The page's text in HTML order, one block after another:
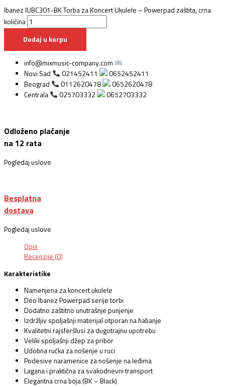
Ibanez IUBC301-BK Torba za Koncert Ukulele – Powerpad zaštita, crna
količina
Dodaj u korpu
info@mixmusic-company.com
Novi Sad
021452411
0652452411
Beograd
0112620478
0652620478
Centrala
025703332 0652703332
Odloženo plaćanje
na 12 rata
Pogledaj uslove
Besplatna
dostava
Pogledaj uslove
Opis
Recenzije (0)
Karakteristike
Namenjena za koncert ukulele
Deo Ibanez Powerpad serije torbi
Dodatno zaštitno unutrašnje punjenje
Izdržljiv spoljašnji materijal otporan na habanje
Kvalitetni rajsferšlusi za dugotrajnu upotrebu
Veliki spoljašnji džep za pribor
Udobna ručka za nošenje u ruci
Podesive naramenice za nošenje na leđima
Lagana i praktična za svakodnevni transport
Elegantna crna boja (BK – Black)